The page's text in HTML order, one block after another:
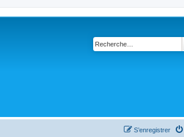
S’enregistrer